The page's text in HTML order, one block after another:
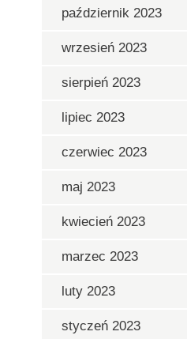
październik 2023
wrzesień 2023
sierpień 2023
lipiec 2023
czerwiec 2023
maj 2023
kwiecień 2023
marzec 2023
luty 2023
styczeń 2023